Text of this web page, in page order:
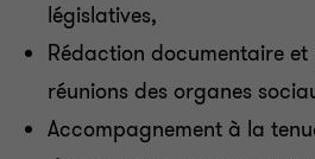
législatives,
Rédaction documentaire
réunions des organes
Accompagnement à la